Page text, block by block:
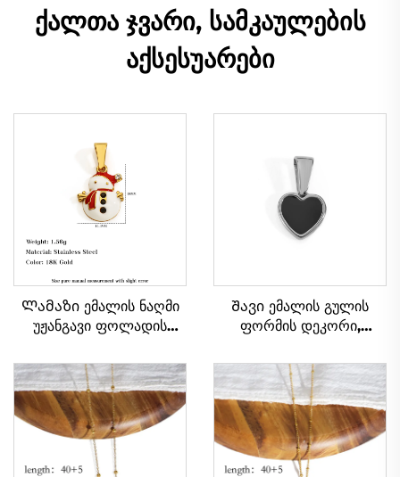
ქალთა ჯვარი, სამკაულების
აქსესუარები
Ლამაზი ემალის ნაღმი
უჟანგავი ფოლადის
თოვლის ბაბუის ქვედით,
ახალ წელს საჩუქრად,
празდნის სამკაულების
გაყიდვა დიდი
რაოდენობით
Შავი ემალის გულის
ფორმის დეკორი,
თითბეჭდი, DIY მოდნი
ქალთა ჯვარი,
სამკაულების
აქსესუარები